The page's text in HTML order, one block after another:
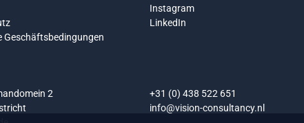
Geschäftsbedingungen
Instagram
LinkedIn
2
+31 (0) 438 522 651
info@vision-consultancy.nl